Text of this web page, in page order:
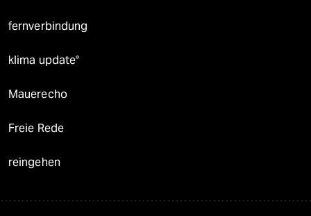
fernverbindung
klima update°
Mauerecho
Freie Rede
reingehen